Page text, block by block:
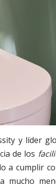
y líder
de los
a cumplir
mucho